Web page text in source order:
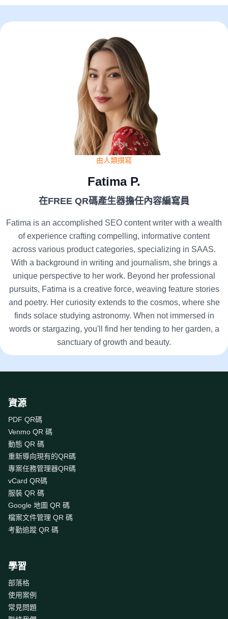
由人類撰寫
Fatima P.
在FREE QR碼產生器擔任內容編寫員
Fatima is an accomplished SEO content writer with a wealth
of experience crafting compelling, informative content
across various product categories, specializing in SAAS.
With a background in writing and journalism, she brings a
unique perspective to her work. Beyond her professional
pursuits, Fatima is a creative force, weaving feature stories
and poetry. Her curiosity extends to the cosmos, where she
finds solace studying astronomy. When not immersed in
words or stargazing, you'll find her tending to her garden, a
sanctuary of growth and beauty.
資源
PDF QR碼
Venmo QR 碼
動態 QR 碼
重新導向現有的QR碼
專案任務管理器QR碼
vCard QR碼
服裝 QR 碼
Google 地圖 QR 碼
檔案文件管理 QR 碼
考勤追蹤 QR 碼
學習
部落格
使用案例
常見問題